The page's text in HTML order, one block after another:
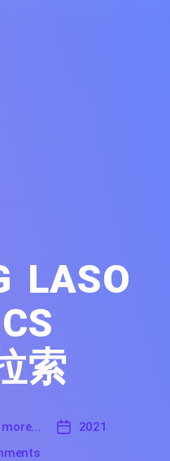
LASO
索
'
2021
on Tsering Laso Lyrics